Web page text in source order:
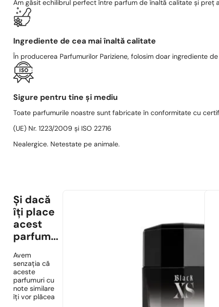
Am găsit echilibrul perfect între parfum de înaltă calitate și preț
Ingrediente de cea mai înaltă calitate
În producerea Parfumurilor Pariziene, folosim doar ingrediente
Sigure pentru tine și mediu
Toate parfumurile noastre sunt fabricate în conformitate cu
(UE) Nr. 1223/2009 și ISO 22716
Nealergice. Netestate pe animale.
Și dacă
îți place
acest
parfum...
Avem
senzația că
aceste
parfumuri cu
note similare
îți vor plăcea